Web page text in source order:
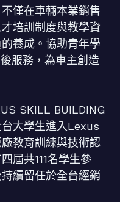
僅在車輛本業銷售
培訓制度與教學資
養成。協助青年學
服務，為車主創造
SKILL BUILDING
大學生進入Lexus
教育訓練與技術認
屆共111名學生參
續留任於全台經銷